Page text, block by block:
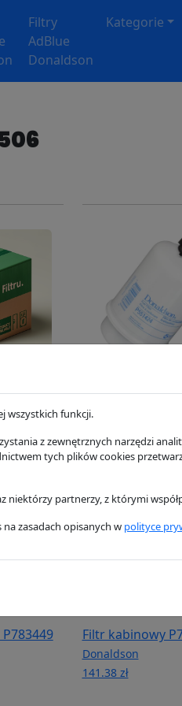
Filtry
AdBlue
Donaldson
Kategorie
Donaldson
99.52 zł
Filtr kabinowy
Donaldson
141.38 zł
wszystkich funkcji.
z zewnętrznych narzędzi
tych plików cookies
niektórzy partnerzy, z którymi
zasadach opisanych w polityce